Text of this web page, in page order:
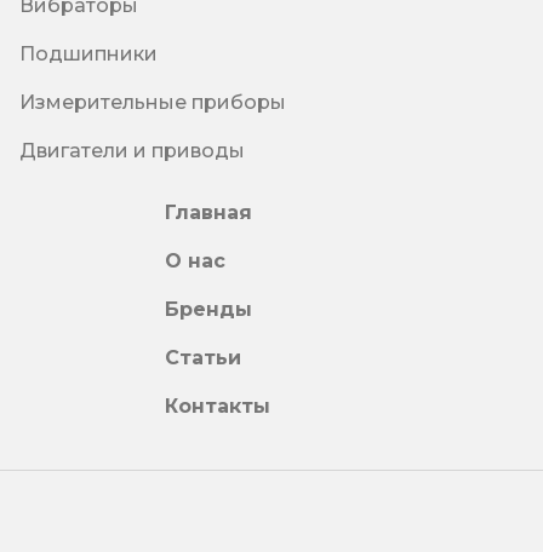
Вибраторы
Подшипники
Измерительные приборы
Двигатели и приводы
Главная
О нас
Бренды
Статьи
Контакты